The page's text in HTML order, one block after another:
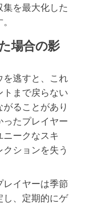
を最大化した
場合の影
を逃すと、これ
トまで戻らない
ることがあり
ったプレイヤー
ークなスキ
ションを失う
イヤーは季節
し、定期的にゲ